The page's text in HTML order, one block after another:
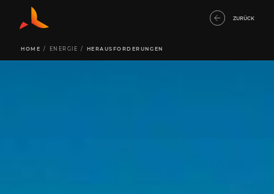
ZURÜCK
HOME / ENERGIE / HERAUSFORDERUNGEN